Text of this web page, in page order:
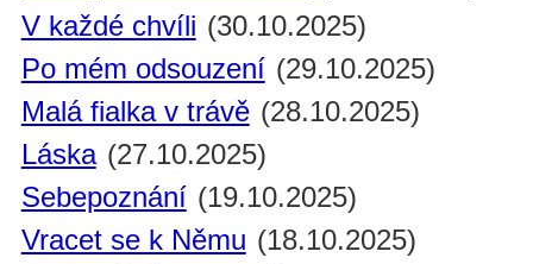
V každé chvíli (30.10.2025)
Po mém odsouzení (29.10.2025)
Malá fialka v trávě (28.10.2025)
Láska (27.10.2025)
Sebepoznání (19.10.2025)
Vracet se k Němu (18.10.2025)